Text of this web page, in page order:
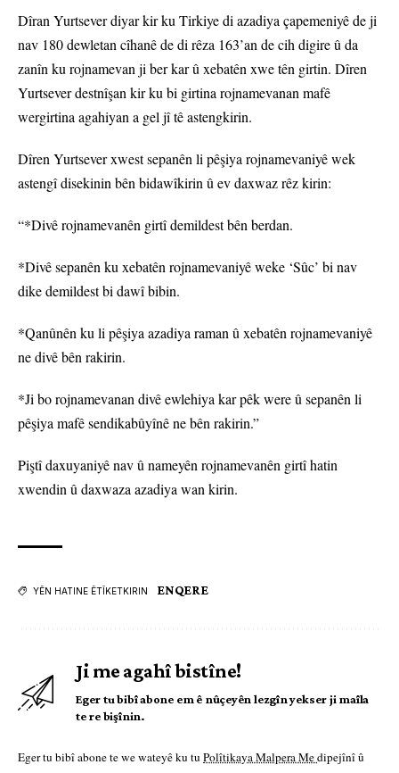
Dîran Yurtsever diyar kir ku Tirkiye di azadiya çapemeniyê de ji
nav 180 dewletan cîhanê de di rêza 163’an de cih digire û da
zanîn ku rojnamevan ji ber kar û xebatên xwe tên girtin. Dîren
Yurtsever destnîşan kir ku bi girtina rojnamevanan mafê
wergirtina agahiyan a gel jî tê astengkirin.
Dîren Yurtsever xwest sepanên li pêşiya rojnamevaniyê wek
astengî disekinin bên bidawîkirin û ev daxwaz rêz kirin:
“*Divê rojnamevanên girtî demildest bên berdan.
*Divê sepanên ku xebatên rojnamevaniyê weke ‘Sûc’ bi nav
dike demildest bi dawî bibin.
*Qanûnên ku li pêşiya azadiya raman û xebatên rojnamevaniyê
ne divê bên rakirin.
*Ji bo rojnamevanan divê ewlehiya kar pêk were û sepanên li
pêşiya mafê sendikabûyînê ne bên rakirin.”
Piştî daxuyaniyê nav û nameyên rojnamevanên girtî hatin
xwendin û daxwaza azadiya wan kirin.
YÊN HATINE ÊTÎKETKIRIN ENQERE
Ji me agahî bistîne!
Eger tu bibî abone em ê nûçeyên lezgîn yekser ji maîla
te re bişînin.
Eger tu bibî abone te we wateyê ku tu Polîtikaya Malpera Medipejînî û